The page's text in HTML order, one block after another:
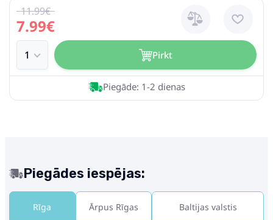
7.99€
11.99€
Pirkt
Piegāde: 1-2 dienas
Piegādes iespējas:
Rīga Ārpus Rīgas Baltijas valstis